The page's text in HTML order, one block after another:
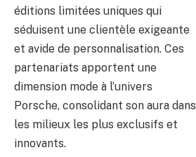
éditions limitées uniques qui
séduisent une clientèle exigeante
et avide de personnalisation. Ces
partenariats apportent une
dimension mode à l’univers
Porsche, consolidant son aura dans
les milieux les plus exclusifs et
innovants.